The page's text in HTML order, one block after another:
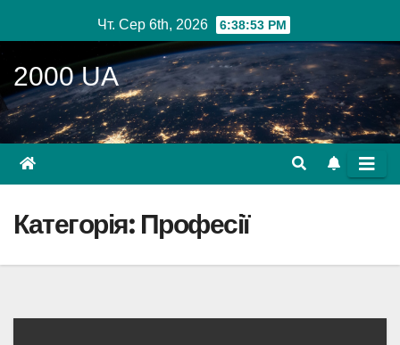
до
вмісту
Чт. Сер 6th, 2026 6:38:54 PM
2000 UA
Категорія: Професії